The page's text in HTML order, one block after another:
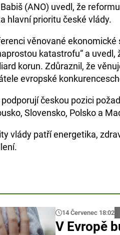
(ANO) uvedl, že
hlavní prioritu české vlády.
věnované
katastrofu“ a
korun. Zdůraznil, že
evropské
českou pozici
Slovensko, Polsko a
vlády patří energetika,
14 Červenec 18:02
V Evropě